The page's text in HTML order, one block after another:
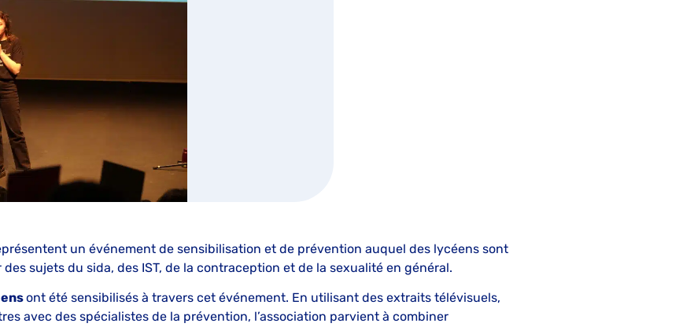
un événement de sensibilisation et de prévention auquel des lycéens sont
sujets du sida, des IST, de la contraception et de la sexualité en général.
ont été sensibilisés à travers cet événement. En utilisant des extraits télévisuels,
avec des spécialistes de la prévention, l’association parvient à combiner